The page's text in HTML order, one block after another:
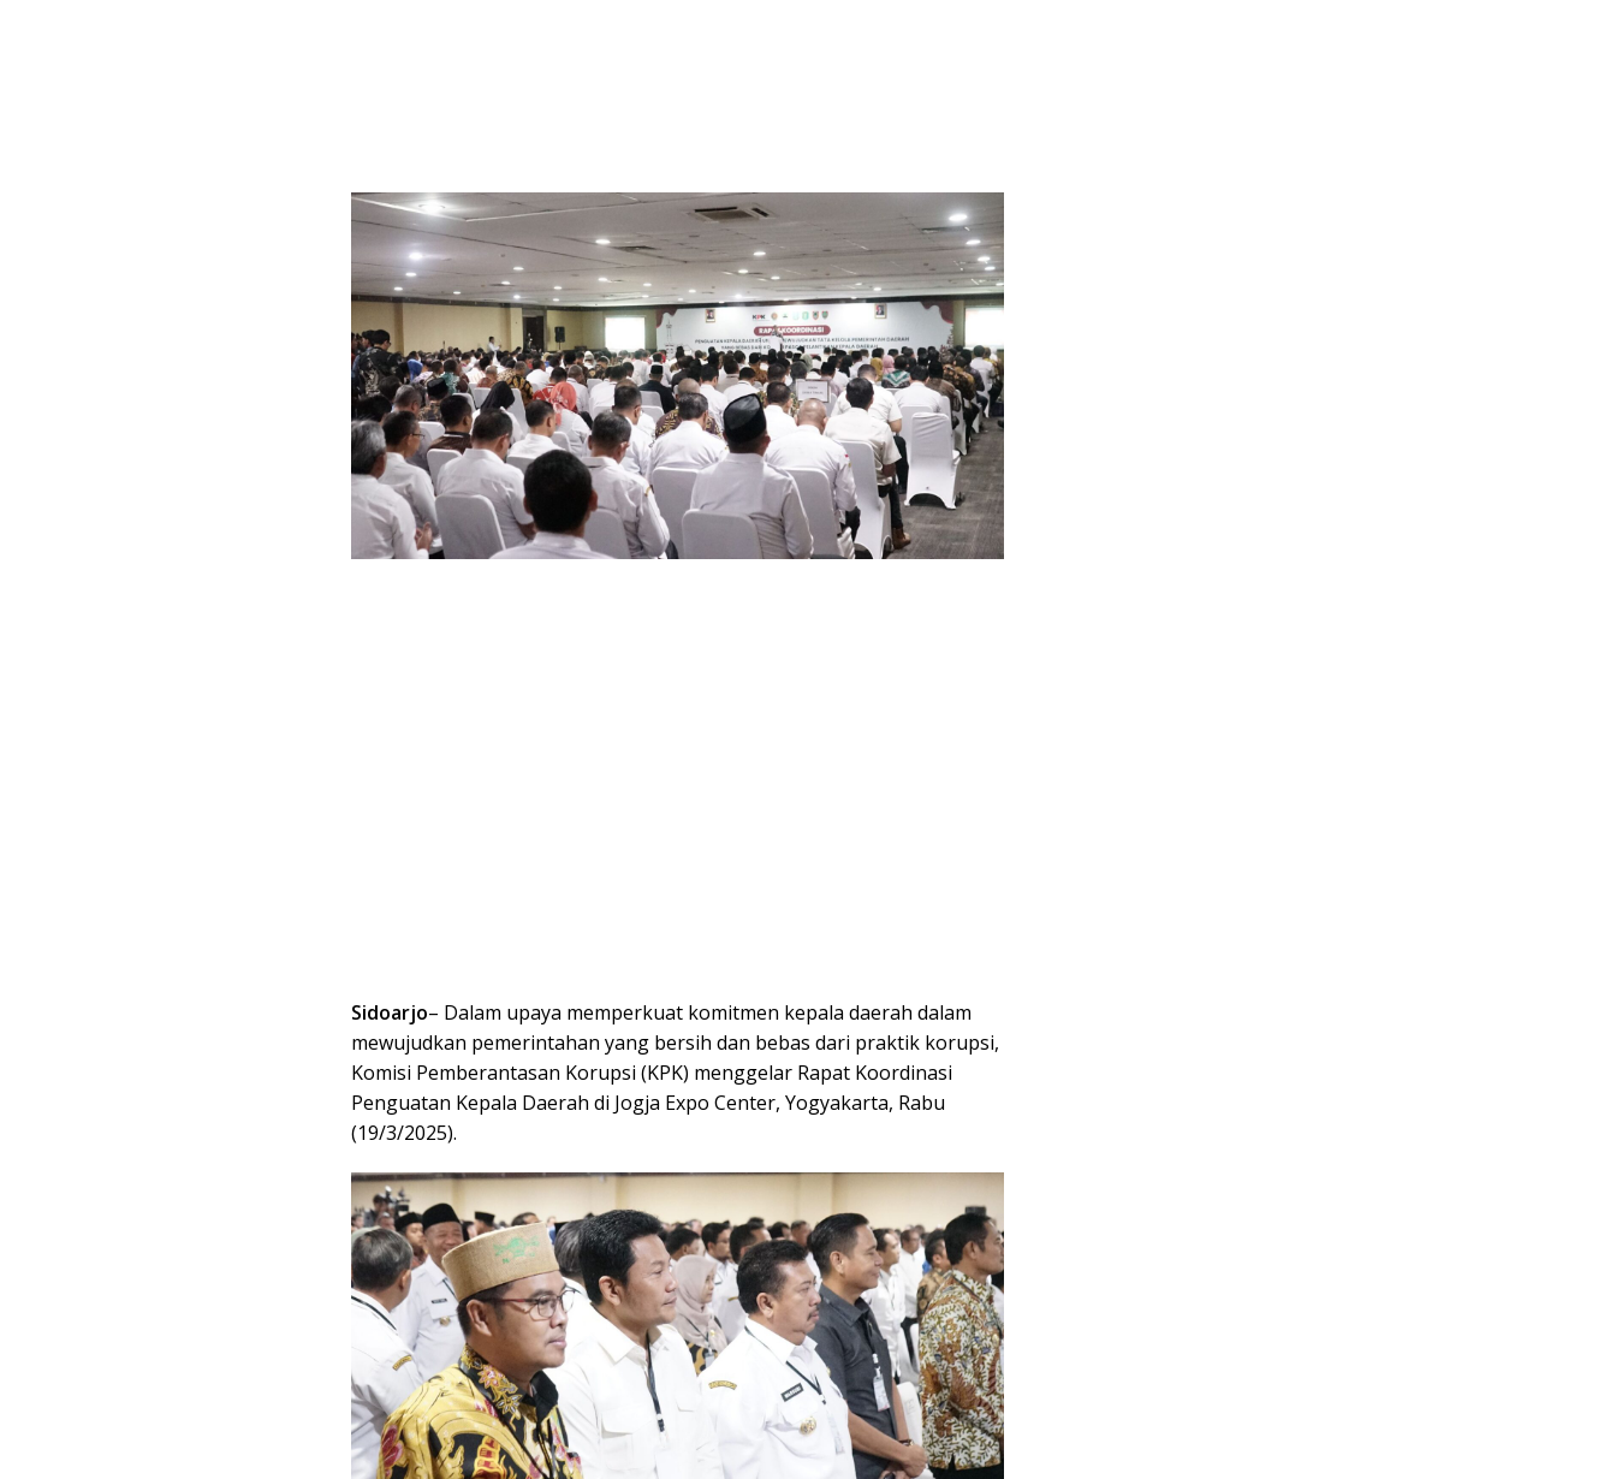
Sidoarjo– Dalam upaya memperkuat komitmen kepala daerah dalam
mewujudkan pemerintahan yang bersih dan bebas dari praktik korupsi,
Komisi Pemberantasan Korupsi (KPK) menggelar Rapat Koordinasi
Penguatan Kepala Daerah di Jogja Expo Center, Yogyakarta, Rabu
(19/3/2025).